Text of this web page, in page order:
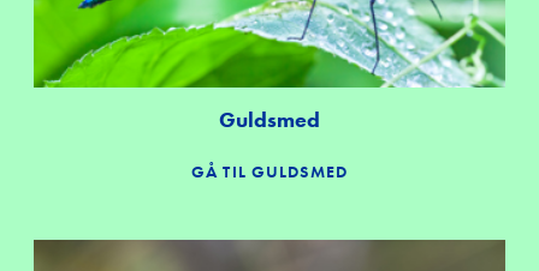
Guldsmed
GÅ TIL GULDSMED